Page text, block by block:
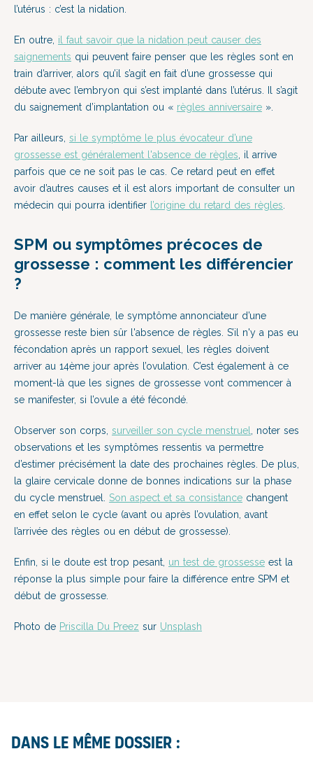
l’utérus : c’est la nidation.
En outre, il faut savoir que la nidation peut causer des
saignements qui peuvent faire penser que les règles sont en
train d’arriver, alors qu’il s’agit en fait d’une grossesse qui
débute avec l’embryon qui s’est implanté dans l’utérus. Il s’agit
du saignement d’implantation ou « règles anniversaire ».
Par ailleurs, si le symptôme le plus évocateur d’une
grossesse est généralement l'absence de règles , il arrive
parfois que ce ne soit pas le cas. Ce retard peut en effet
avoir d’autres causes et il est alors important de consulter un
médecin qui pourra identifier l’origine du retard des règles
SPM ou symptômes précoces de
grossesse : comment les différencier
?
De manière générale, le symptôme annonciateur d’une
grossesse reste bien sûr l'absence de règles. S’il n'y a pas eu
fécondation après un rapport sexuel, les règles doivent
arriver au 14ème jour après l’ovulation. C’est également à ce
moment-là que les signes de grossesse vont commencer à
se manifester, si l’ovule a été fécondé.
Observer son corps, surveiller son cycle menstruel
, noter ses
observations et les symptômes ressentis va permettre
d’estimer précisément la date des prochaines règles. De plus,
la glaire cervicale donne de bonnes indications sur la phase
du cycle menstruel. Son aspect et sa consistance changent
en effet selon le cycle (avant ou après l’ovulation, avant
l’arrivée des règles ou en début de grossesse).
Enfin, si le doute est trop pesant, un test de grossesse est la
réponse la plus simple pour faire la différence entre SPM et
début de grossesse.
Photo de Priscilla Du Preez sur Unsplash
Dans le même dossier :